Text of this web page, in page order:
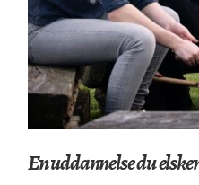
En uddannelse du elsker